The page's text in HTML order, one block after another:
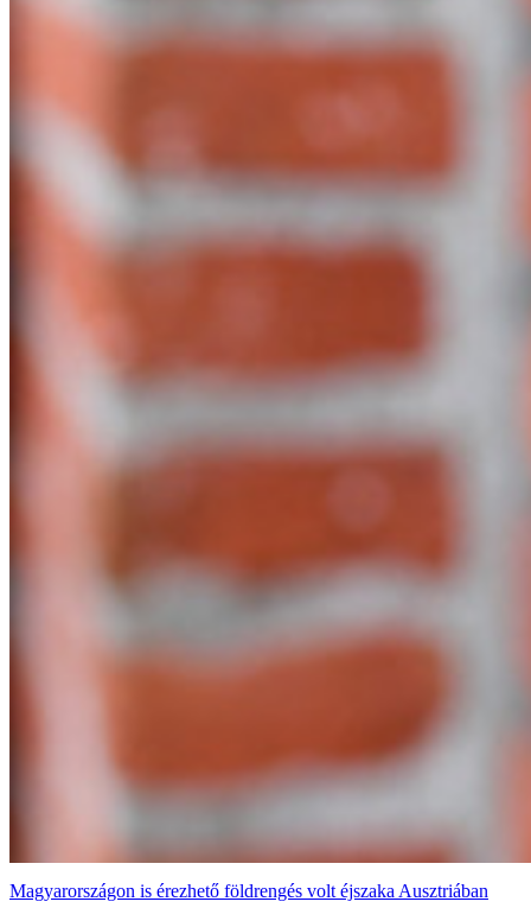
Magyarországon is érezhető földrengés volt éjszaka Ausztriában